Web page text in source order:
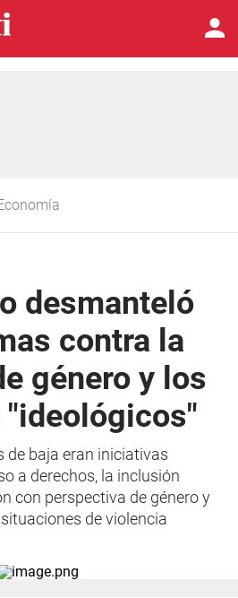
desmanteló
contra la
género y los
de baja eran iniciativas
a derechos, la inclusión
con perspectiva de género y
de violencia